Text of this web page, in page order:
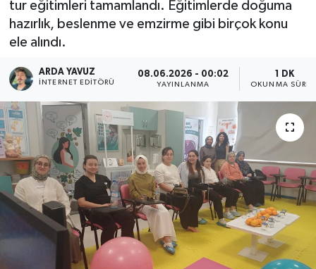
tur eğitimleri tamamlandı. Eğitimlerde doğuma
hazırlık, beslenme ve emzirme gibi birçok konu
ele alındı.
ARDA YAVUZ
İNTERNET EDITÖRÜ
08.06.2026 - 00:02
YAYINLANMA
1 DK
OKUNMA
SPOR
İLÇELERİMİZ
RESMİ İLAN